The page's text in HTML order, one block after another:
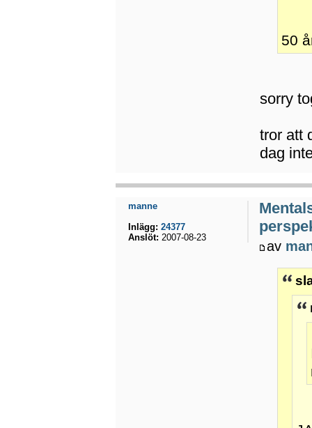
50
sorry
tror att
dag
av
manne
Inlägg: 24377
Anslöt: 2007-08-23